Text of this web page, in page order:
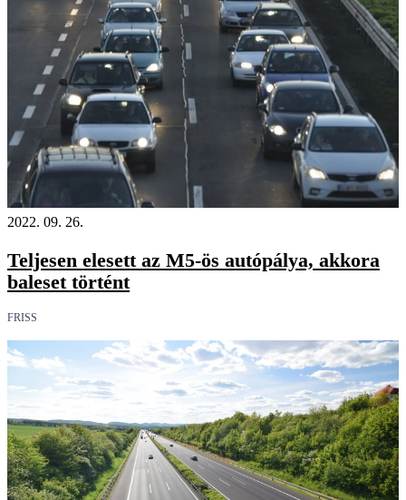
2022. 09. 26.
Teljesen elesett az M5-ös autópálya, akkora
baleset történt
FRISS